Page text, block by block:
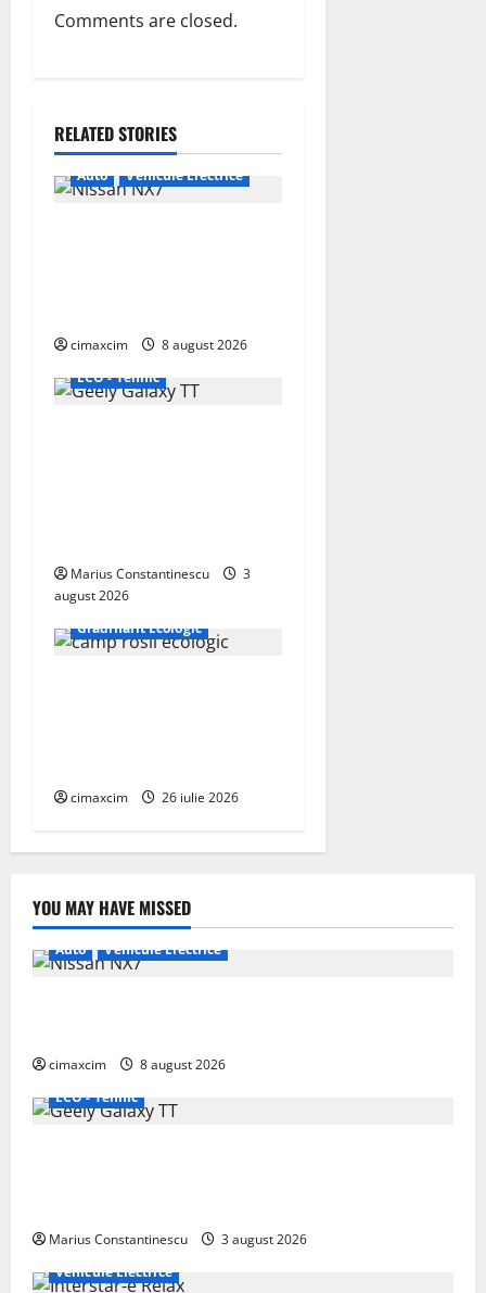
Comments are closed.
RELATED STORIES
Auto Vehicule Electrice
cimaxcim
8 august 2026
ECO - Tehnic
Marius Constantinescu
3
august 2026
ECO - Tehnic
Grădinărit Ecologic
cimaxcim 26 iulie 2026
YOU MAY HAVE MISSED
Auto Vehicule Electrice
cimaxcim
8 august 2026
ECO - Tehnic
Marius Constantinescu
3 august 2026
Vehicule Electrice